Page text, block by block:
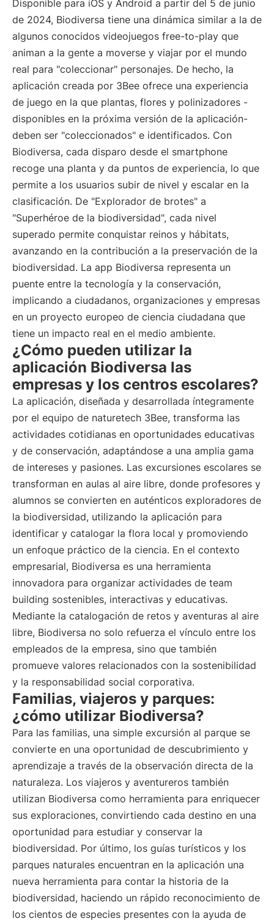
Disponible para iOS y Android a partir del 5 de junio
de 2024, Biodiversa tiene una dinámica similar a la de
algunos conocidos videojuegos free-to-play que
animan a la gente a moverse y viajar por el mundo
real para "coleccionar" personajes. De hecho, la
aplicación creada por 3Bee ofrece una experiencia
de juego en la que plantas, flores y polinizadores -
disponibles en la próxima versión de la aplicación-
deben ser "coleccionados" e identificados. Con
Biodiversa, cada disparo desde el smartphone
recoge una planta y da puntos de experiencia, lo que
permite a los usuarios subir de nivel y escalar en la
clasificación. De "Explorador de brotes" a
"Superhéroe de la biodiversidad", cada nivel
superado permite conquistar reinos y hábitats,
avanzando en la contribución a la preservación de la
biodiversidad. La app Biodiversa representa un
puente entre la tecnología y la conservación,
implicando a ciudadanos, organizaciones y empresas
en un proyecto europeo de ciencia ciudadana que
tiene un impacto real en el medio ambiente.
¿Cómo pueden utilizar la
aplicación Biodiversa las
empresas y los centros escolares?
La aplicación, diseñada y desarrollada íntegramente
por el equipo de naturetech 3Bee, transforma las
actividades cotidianas en oportunidades educativas
y de conservación, adaptándose a una amplia gama
de intereses y pasiones. Las excursiones escolares se
transforman en aulas al aire libre, donde profesores y
alumnos se convierten en auténticos exploradores de
la biodiversidad, utilizando la aplicación para
identificar y catalogar la flora local y promoviendo
un enfoque práctico de la ciencia. En el contexto
empresarial, Biodiversa es una herramienta
innovadora para organizar actividades de team
building sostenibles, interactivas y educativas.
Mediante la catalogación de retos y aventuras al aire
libre, Biodiversa no solo refuerza el vínculo entre los
empleados de la empresa, sino que también
promueve valores relacionados con la sostenibilidad
y la responsabilidad social corporativa.
Familias, viajeros y parques:
¿cómo utilizar Biodiversa?
Para las familias, una simple excursión al parque se
convierte en una oportunidad de descubrimiento y
aprendizaje a través de la observación directa de la
naturaleza. Los viajeros y aventureros también
utilizan Biodiversa como herramienta para enriquecer
sus exploraciones, convirtiendo cada destino en una
oportunidad para estudiar y conservar la
biodiversidad. Por último, los guías turísticos y los
parques naturales encuentran en la aplicación una
nueva herramienta para contar la historia de la
biodiversidad, haciendo un rápido reconocimiento de
los cientos de especies presentes con la ayuda de